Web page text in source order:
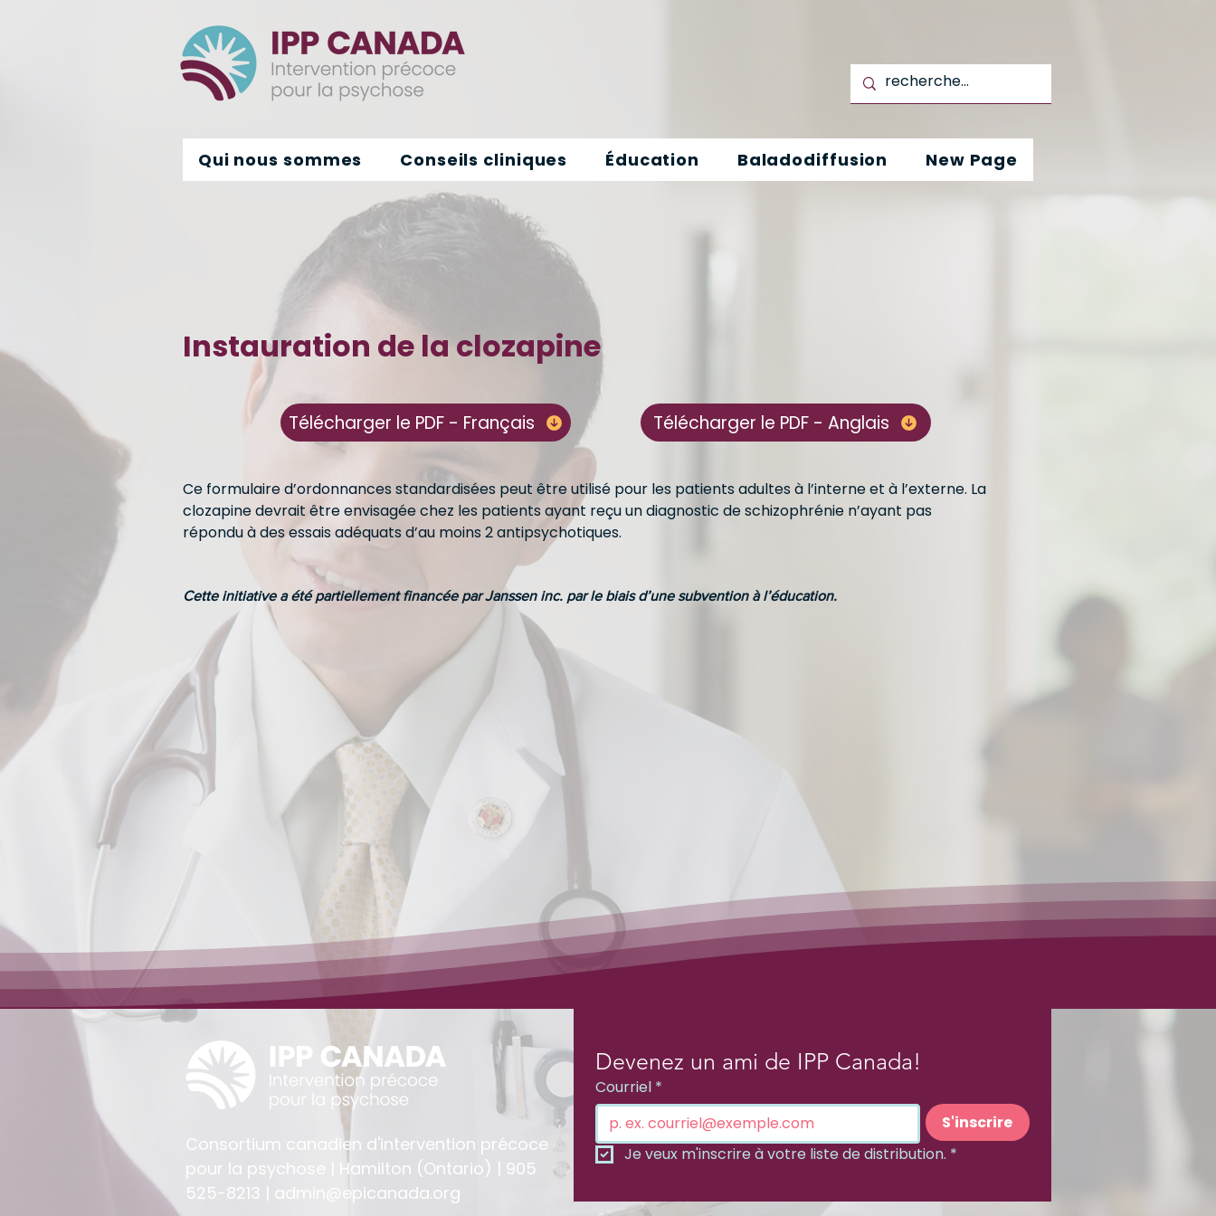
Qui nous sommes Conseils cliniques Éducation Baladodiffusion New Page
Instauration de la clozapine
Télécharger le PDF - Français Télécharger le PDF - Anglais
Ce formulaire d’ordonnances standardisées peut être utilisé pour les patients adultes à l’interne et à l’externe. La
clozapine devrait être envisagée chez les patients ayant reçu un diagnostic de schizophrénie n’ayant pas
répondu à des essais adéquats d’au moins 2 antipsychotiques.
Cette initiative a été partiellement financée par Janssen inc. par le biais d’une subvention à l’éducation.
Consortium canadien d'intervention précoce
pour la psychose | Hamilton (Ontario) | 905
525-8213 | admin@epicanada.org
Devenez un ami de IPP Canada!
Courriel *
S'inscrire
Je veux m'inscrire à votre liste de distribution. *